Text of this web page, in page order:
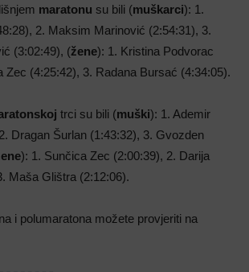
maratonu su bili (muškarci): 1.
2. Maksim Marinović (2:54:31), 3.
(3:02:49), (žene): 1. Kristina Podvorac
Zec (4:25:42), 3. Radana Bursać (4:34:05).
trci su bili (muški): 1. Ademir
Dragan Šurlan (1:43:32), 3. Gvozden
): 1. Sunčica Zec (2:00:39), 2. Darija
Maša Glištra (2:12:06).
i polumaratona možete provjeriti na